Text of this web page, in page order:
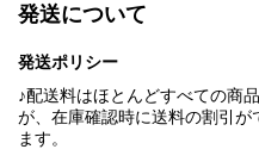
発送について
発送ポリシー
♪配送料はほとんどすべての商
が、在庫確認時に送料の割引
ます。